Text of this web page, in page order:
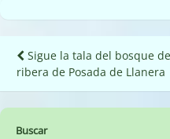
Navegación
de
entradas
Sigue la tala del bosque de
ribera de Posada de Llanera
Buscar